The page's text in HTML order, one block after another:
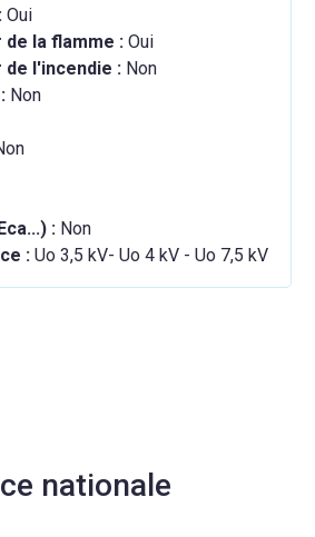
Oui
la flamme : Oui
de l'incendie : Non
Non
: Non
: Uo 3,5 kV- Uo 4 kV - Uo 7,5 kV
nationale